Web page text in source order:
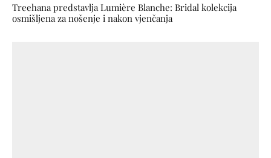
Treehana predstavlja Lumière Blanche: Bridal kolekcija
osmišljena za nošenje i nakon vjenčanja